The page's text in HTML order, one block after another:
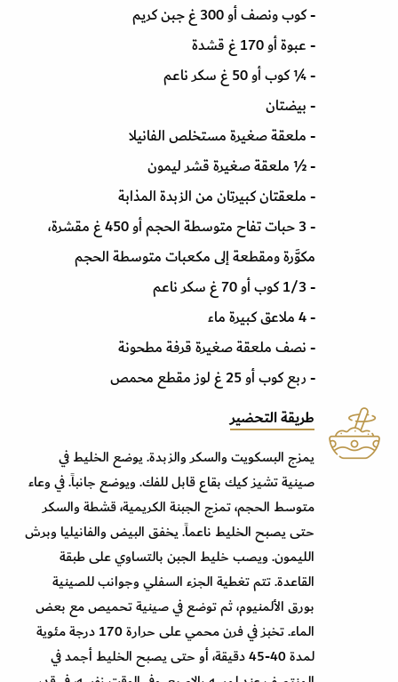
- كوب ونصف أو 300 غ جبن كريم
- عبوة أو 170 غ قشدة
- ¼ كوب أو 50 غ سكر ناعم
- بيضتان
- ملعقة صغيرة مستخلص الفانيلا
- ½ ملعقة صغيرة قشر ليمون
- ملعقتان كبيرتان من الزبدة المذابة
- 3 حبات تفاح متوسطة الحجم أو 450 غ مقشرة،
مكوَّرة ومقطعة إلى مكعبات متوسطة الحجم
- 1/3 كوب أو 70 غ سكر ناعم
- 4 ملاعق كبيرة ماء
- نصف ملعقة صغيرة قرفة مطحونة
- ربع كوب أو 25 غ لوز مقطع محمص
طريقة التحضير
يمزج البسكويت والسكر والزبدة. يوضع الخليط في
صينية تشيز كيك بقاع قابل للفك. ويوضع جانباً. في وعاء
متوسط الحجم، تمزج الجبنة الكريمية، قشطة والسكر
حتى يصبح الخليط ناعماً. يخفق البيض والفانيليا وبرش
الليمون. ويصب خليط الجبن بالتساوي على طبقة
القاعدة. تتم تغطية الجزء السفلي وجوانب للصينية
بورق الألمنيوم، ثم توضع في صينية تحميص مع بعض
الماء. تخبز في فرن محمي على حرارة 170 درجة مئوية
لمدة 40-45 دقيقة، أو حتى يصبح الخليط أجمد في